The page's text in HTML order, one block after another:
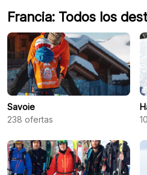
Francia: Todos los
Savoie
238 ofertas